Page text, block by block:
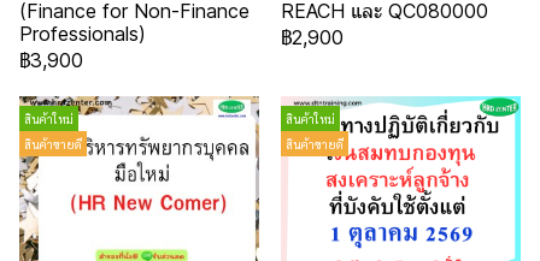
(Finance for Non-Finance
Professionals)
฿3,900
REACH และ QC080000
฿2,900
สินค้าใหม่
สินค้าขายดี
สินค้าใหม่
สินค้าขายดี